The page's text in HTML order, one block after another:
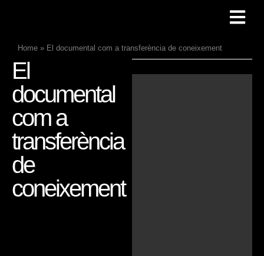
Home » El documental com a transferència de coneixement
El
documental
com a
transferència
de
coneixement